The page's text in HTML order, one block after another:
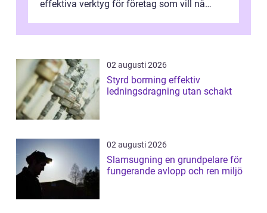
effektiva verktyg för företag som vill nå
02 augusti 2026
Styrd borrning effektiv
ledningsdragning utan schakt
02 augusti 2026
Slamsugning en grundpelare för
fungerande avlopp och ren miljö